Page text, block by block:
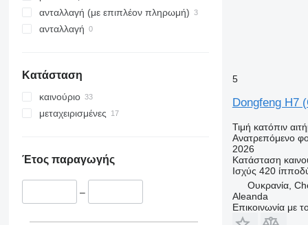
ανταλλαγή (με επιπλέον πληρωμή)
ανταλλαγή
Κατάσταση
καινούριο
μεταχειρισμένες
Έτος παραγωγής
–
5
Dongfeng H7
Τιμή κατόπιν
Ανατρεπόμενο
2026
Κατάσταση
Ισχύς 420
Ουκρανία,
Aleanda
Επικοινωνία με